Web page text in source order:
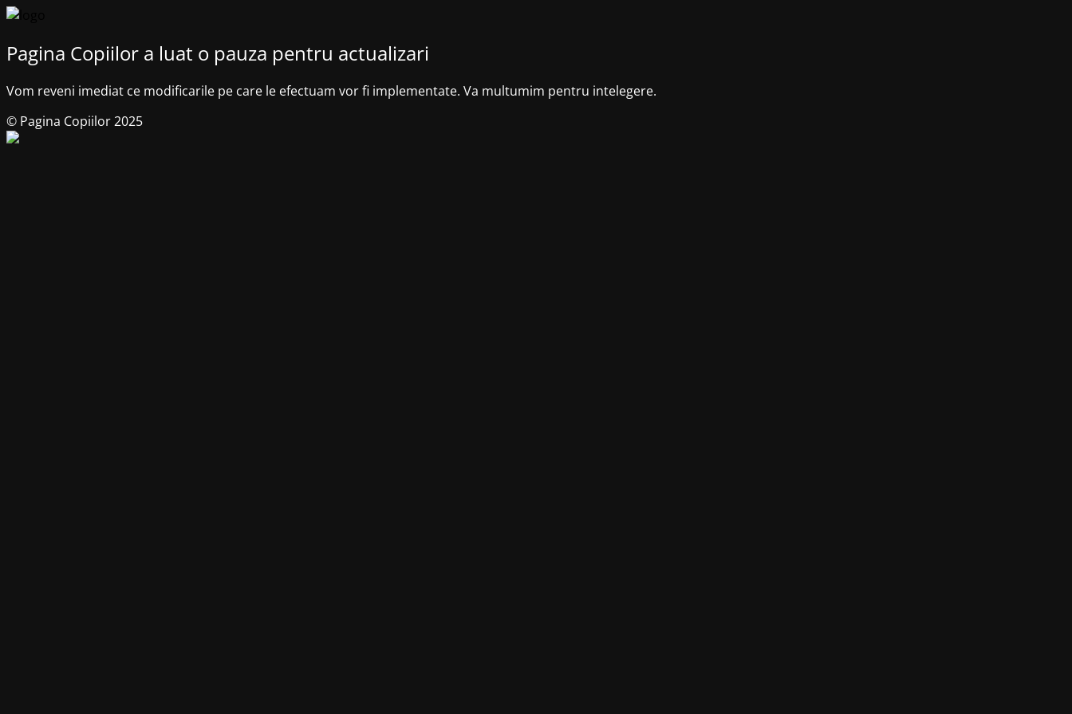
Pagina Copiilor a luat o pauza pentru actualizari
Vom reveni imediat ce modificarile pe care le efectuam vor fi implementate. Va multumim pentru intelegere.
© Pagina Copiilor 2025